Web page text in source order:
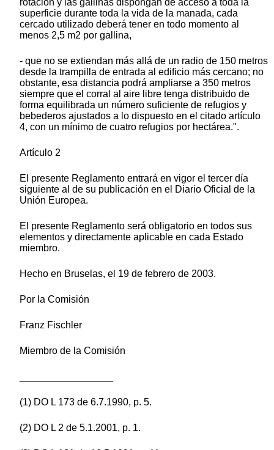
rotación y las gallinas dispongan de acceso a toda la
superficie durante toda la vida de la manada, cada
cercado utilizado deberá tener en todo momento al
menos 2,5 m2 por gallina,
- que no se extiendan más allá de un radio de 150 metros
desde la trampilla de entrada al edificio más cercano; no
obstante, esa distancia podrá ampliarse a 350 metros
siempre que el corral al aire libre tenga distribuido de
forma equilibrada un número suficiente de refugios y
bebederos ajustados a lo dispuesto en el citado artículo
4, con un mínimo de cuatro refugios por hectárea.".
Artículo 2
El presente Reglamento entrará en vigor el tercer día
siguiente al de su publicación en el Diario Oficial de la
Unión Europea.
El presente Reglamento será obligatorio en todos sus
elementos y directamente aplicable en cada Estado
miembro.
Hecho en Bruselas, el 19 de febrero de 2003.
Por la Comisión
Franz Fischler
Miembro de la Comisión
(1) DO L 173 de 6.7.1990, p. 5.
(2) DO L 2 de 5.1.2001, p. 1.